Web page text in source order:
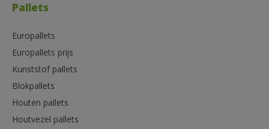
Pallets
Europallets
Europallets prijs
Kunststof pallets
Blokpallets
Houten pallets
Houtvezel pallets